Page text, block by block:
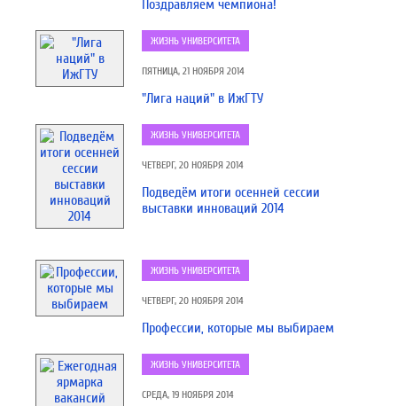
Поздравляем чемпиона!
ЖИЗНЬ УНИВЕРСИТЕТА
ПЯТНИЦА, 21 НОЯБРЯ 2014
"Лига наций" в ИжГТУ
ЖИЗНЬ УНИВЕРСИТЕТА
ЧЕТВЕРГ, 20 НОЯБРЯ 2014
Подведём итоги осенней сессии
выставки инноваций 2014
ЖИЗНЬ УНИВЕРСИТЕТА
ЧЕТВЕРГ, 20 НОЯБРЯ 2014
Профессии, которые мы выбираем
ЖИЗНЬ УНИВЕРСИТЕТА
СРЕДА, 19 НОЯБРЯ 2014